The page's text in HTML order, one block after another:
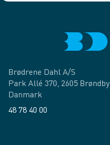
Brødrene Dahl A/S
Park Allé 370, 2605 Brøndby
Danmark
48 78 40 00